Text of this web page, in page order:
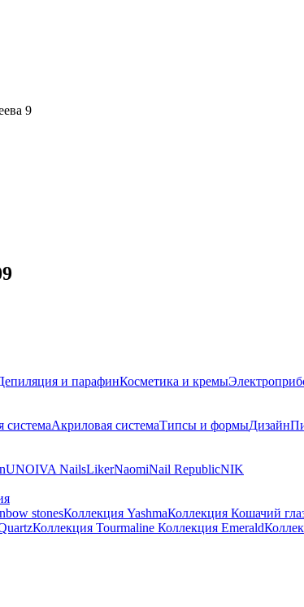
9
и парафинКосметика и кремы
системаАкриловая системаТипсы и формыДизайн
UNOIVA NailsLikerNaomiNail RepublicNIK
stonesКоллекция YashmaКоллекция Кошачий
Коллекция Tourmaline Коллекция Emerald